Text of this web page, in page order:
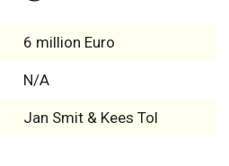
6 million Euro
N/A
Jan Smit & Kees Tol